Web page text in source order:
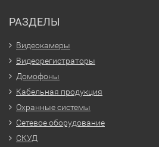
РАЗДЕЛЫ
Видеокамеры
Видеорегистраторы
Домофоны
Кабельная продукция
Охранные системы
Сетевое оборудование
СКУД